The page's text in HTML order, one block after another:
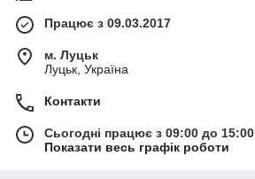
Працює з 09.03.2017
м. Луцьк
Луцьк, Україна
Контакти
Сьогодні працює з 09:00 до 15:00
Показати весь графік роботи